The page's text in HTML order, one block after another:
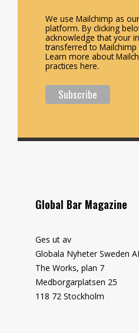
We use Mailchimp as
platform. By clicking
acknowledge that your
transferred to
Learn more about
practices here.
Global Bar Magazine
Ges ut av
Globala Nyheter Sweden
The Works, plan 7
Medborgarplatsen 25
118 72 Stockholm